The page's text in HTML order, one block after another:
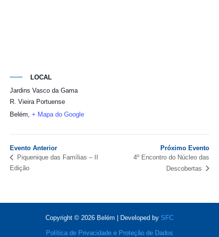
LOCAL
Jardins Vasco da Gama
R. Vieira Portuense
Belém, + Mapa do Google
Evento Anterior
Piquenique das Famílias – II
Edição
Próximo Evento
4º Encontro do Núcleo das
Descobertas
Copyright © 2026 Belém | Developed by SFC
Política de Privacidade e Proteção de Dados